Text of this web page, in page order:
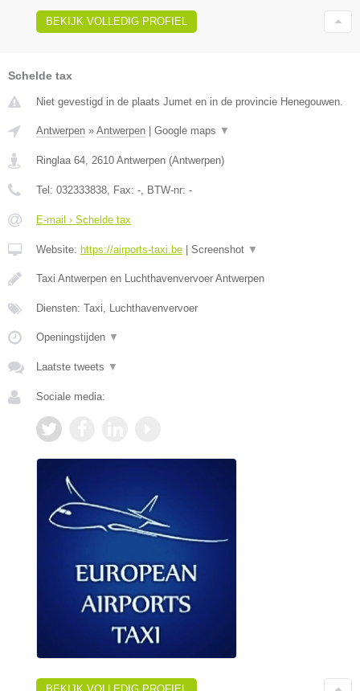
BEKIJK VOLLEDIG PROFIEL
Schelde tax
Niet gevestigd in de plaats Jumet en in de provincie Henegouwen.
Antwerpen » Antwerpen Google maps ▼
Ringlaa 64, 2610 Antwerpen (Antwerpen)
Tel: 032333838, Fax: -, BTW-nr: -
E-mail › Schelde tax
Website: https://airports-taxi.be Screenshot ▼
Taxi Antwerpen en Luchthavenvervoer Antwerpen
Diensten: Taxi, Luchthavenvervoer
Openingstijden ▼
Laatste tweets ▼
Sociale media: